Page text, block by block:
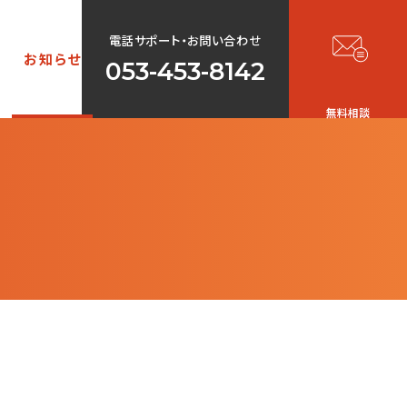
お知らせ
電話サポート・お問い合わせ
053-453-8142
無料相談